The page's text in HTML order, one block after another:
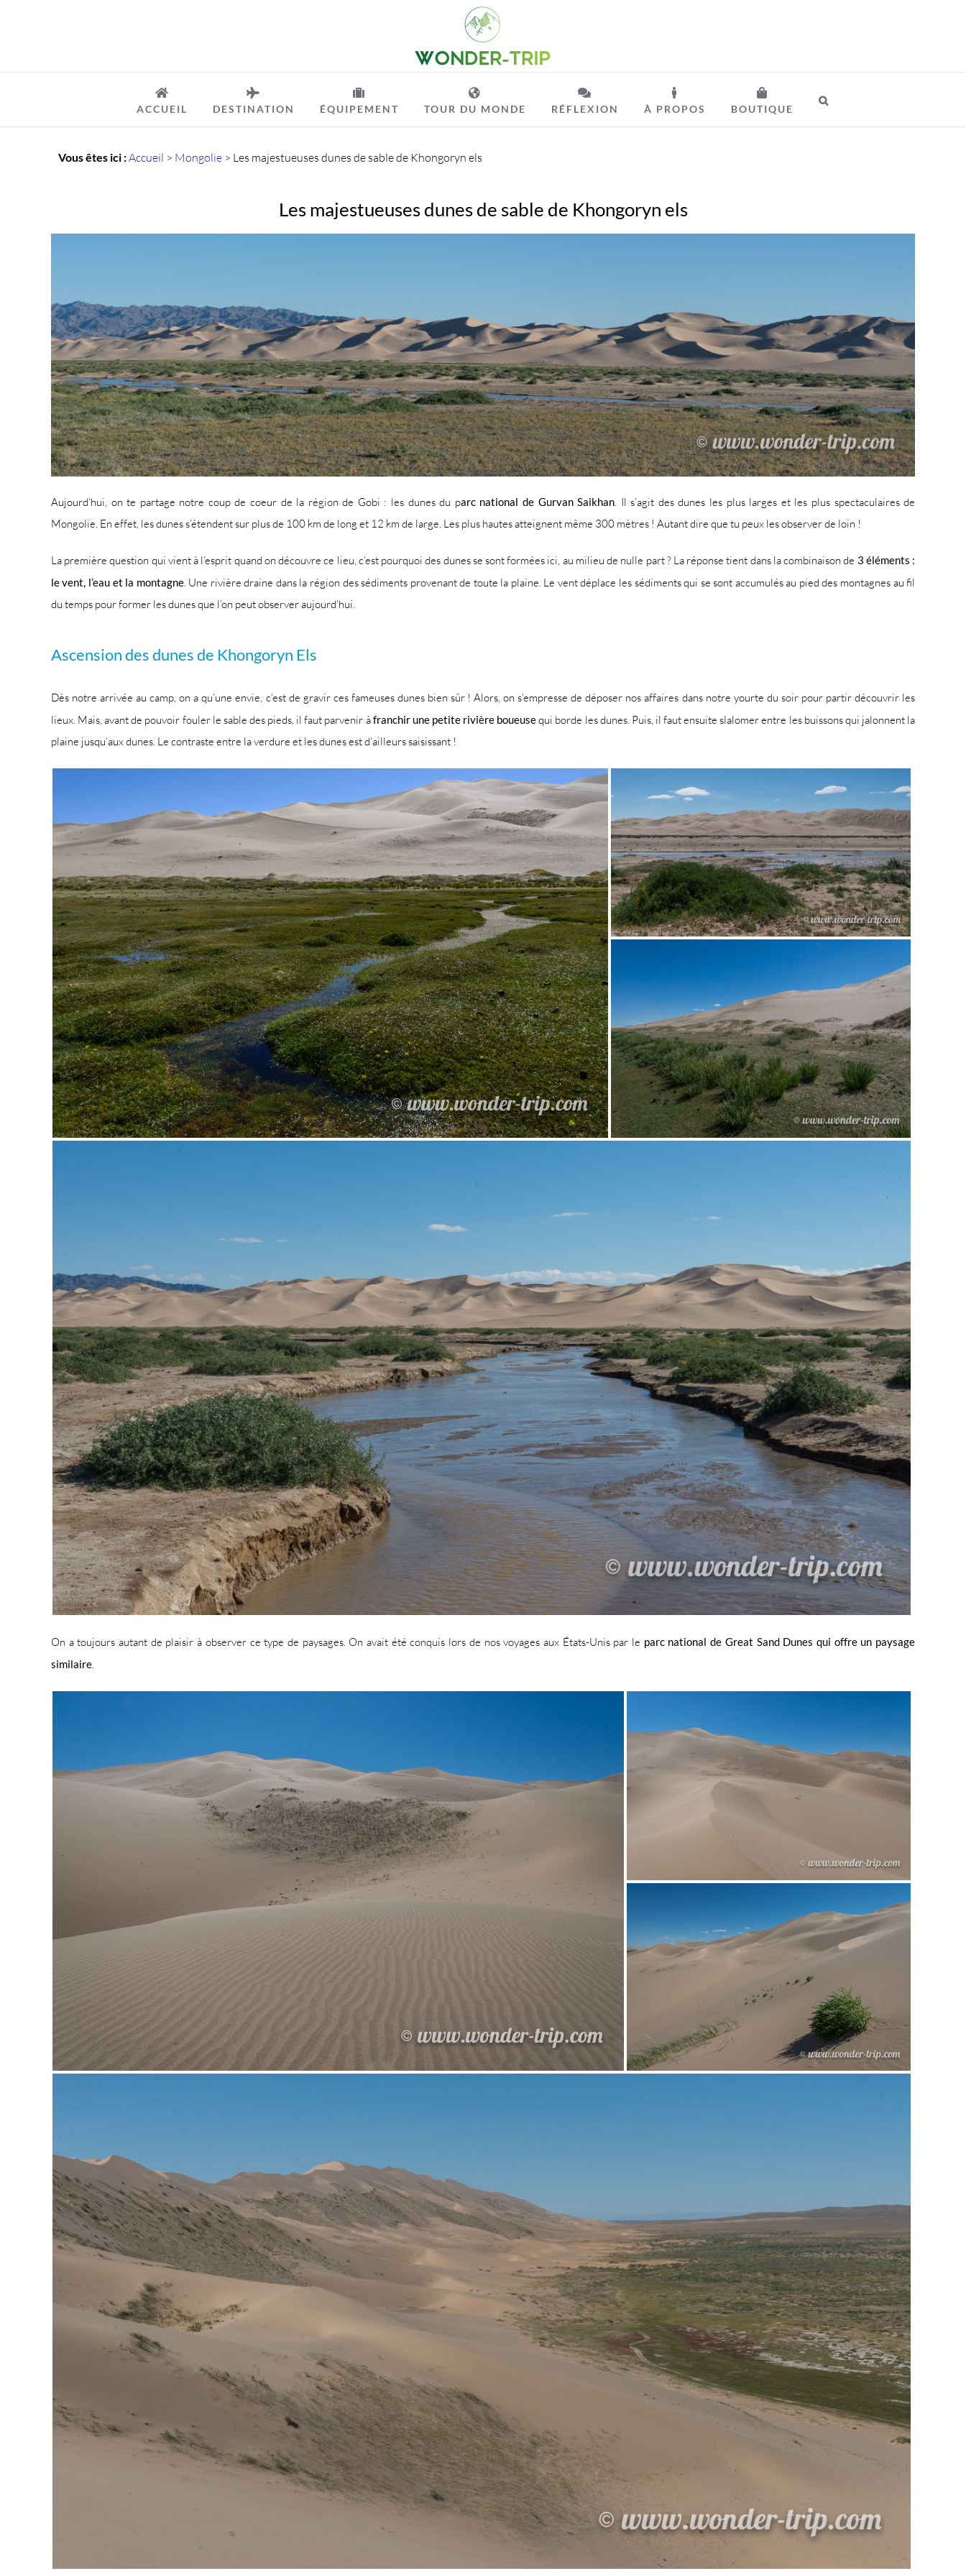
ACCUEIL DESTINATION ÉQUIPEMENT TOUR DU MONDE RÉFLEXION À PROPOS BOUTIQUE
Vous êtes ici :Accueil > Mongolie> Les majestueuses dunes de sable de Khongoryn els
Les majestueuses dunes de sable de Khongoryn els
Aujourd’hui, on te partage notre coup de coeur de la région de Gobi : les dunes du parc national de Gurvan Saikhan . Il s’agit des dunes les plus larges et les plus spectaculaires de
Mongolie. En effet, les dunes s’étendent sur plus de 100 km de long et 12 km de large. Les plus hautes atteignent même 300 mètres ! Autant dire que tu peux les observer de loin !
La première question qui vient à l’esprit quand on découvre ce lieu, c’est pourquoi des dunes se sont formées ici, au milieu de nulle part ? La réponse tient dans la combinaison de 3 éléments :
le vent, l’eau et la montagne. Une rivière draine dans la région des sédiments provenant de toute la plaine. Le vent déplace les sédiments qui se sont accumulés au pied des montagnes au fil
du temps pour former les dunes que l’on peut observer aujourd’hui.
Ascension des dunes de Khongoryn Els
Dès notre arrivée au camp, on a qu’une envie, c’est de gravir ces fameuses dunes bien sûr ! Alors, on s’empresse de déposer nos affaires dans notre yourte du soir pour partir découvrir les
lieux. Mais, avant de pouvoir fouler le sable des pieds, il faut parvenir àfranchir une petite rivière boueusequi borde les dunes. Puis, il faut ensuite slalomer entre les buissons qui jalonnent la
plaine jusqu’aux dunes. Le contraste entre la verdure et les dunes est d’ailleurs saisissant !
On a toujours autant de plaisir à observer ce type de paysages. On avait été conquis lors de nos voyages aux États-Unis par le parc national de Great Sand Dunes qui offre un paysage
similaire.